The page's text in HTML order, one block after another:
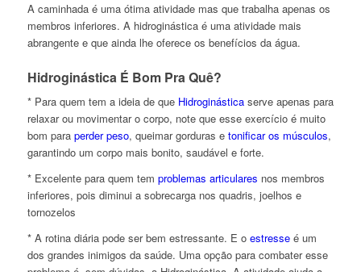
A caminhada é uma ótima atividade mas que trabalha apenas os
membros inferiores. A hidroginástica é uma atividade mais
abrangente e que ainda lhe oferece os benefícios da água.
Hidroginástica É Bom Pra Quê?
* Para quem tem a ideia de que Hidroginásticaserve apenas para
relaxar ou movimentar o corpo, note que esse exercício é muito
bom para perder peso, queimar gorduras e tonificar os músculos,
garantindo um corpo mais bonito, saudável e forte.
* Excelente para quem tem problemas articulares nos membros
inferiores, pois diminui a sobrecarga nos quadris, joelhos e
tornozelos
* A rotina diária pode ser bem estressante. E o estresseé um
dos grandes inimigos da saúde. Uma opção para combater esse